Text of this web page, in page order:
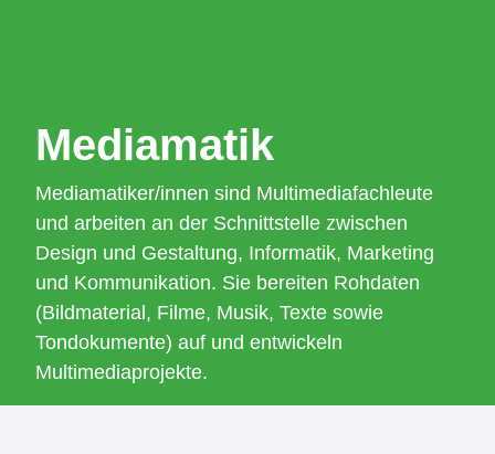
Das BZZ
Me­dia­ma­tik
Mediamatiker/innen sind Multimediafachleute
und arbeiten an der Schnittstelle zwischen
Design und Gestaltung, Informatik, Marketing
und Kommunikation. Sie bereiten Rohdaten
(Bildmaterial, Filme, Musik, Texte sowie
Tondokumente) auf und entwickeln
Multimediaprojekte.